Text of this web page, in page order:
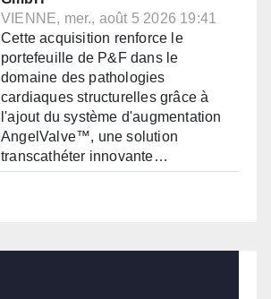
VIENNE, mer., août 5 2026 19:41
Cette acquisition renforce le
portefeuille de P&F dans le
domaine des pathologies
cardiaques structurelles grâce à
l'ajout du système d'augmentation
AngelValve™, une solution
transcathéter innovante…